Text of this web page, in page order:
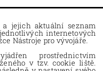
jejich aktuální seznam
internetových
Nástroje pro vývojáře.
prostřednictvím
v tzv. cookie liště.